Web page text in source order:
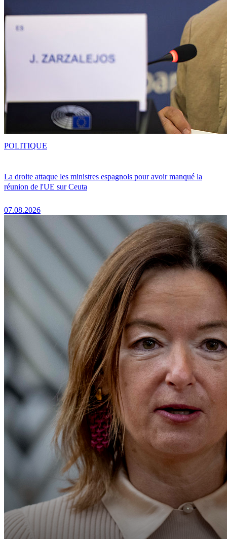
La droite attaque les ministres espagnols pour avoir manqué la
réunion de l'UE sur Ceuta
07.08.2026
POLITIQUE